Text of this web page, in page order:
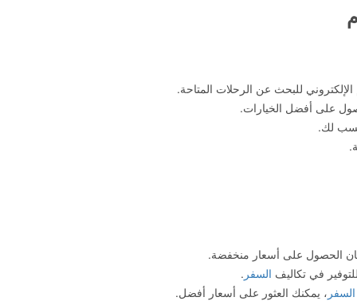
للبحث عن الرحلات المتاحة.
على أفضل الخيارات.
لك.
الحصول على أسعار منخفضة.
في تكاليف السفر .
السفر ، يمكنك العثور على أسعار أفضل.